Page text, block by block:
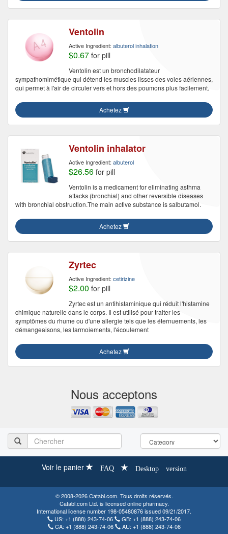
Ventolin
Active Ingredient: albuterol inhalation
$0.67 for pill
Ventolin est un bronchodilatateur
sympathomimétique qui détend les muscles lisses des voies aériennes,
qui permet à l'air de circuler vers et hors des poumons plus facilement.
Achetez
Ventolin inhalator
Active Ingredient: albuterol
$26.56 for pill
Ventolin is a medicament for eliminating asthma
attacks (bronchial) and other reversible diseases
with bronchial obstruction.The main active substance is salbutamol.
Achetez
Zyrtec
Active Ingredient: cetirizine
$2.00 for pill
Zyrtec est un antihistaminique qui réduit l'histamine
chimique naturelle dans le corps. Il est utilisé pour traiter les
symptômes du rhume ou d'une allergie tels que les éternuements, les
démangeaisons, les larmoiements, l'écoulement
Achetez
Nous acceptons
Voir le panier FAQ Desktop version
© 2008-2026 Catabl.com. Tous droits réservés.
Catabl.com Ltd. is licensed online pharmacy.
International license number 198-05480876 issued 09/21/2017.
US: +1 (888) 243-74-06 GB: +1 (888) 243-74-06
CA: +1 (888) 243-74-06 AU: +1 (888) 243-74-06